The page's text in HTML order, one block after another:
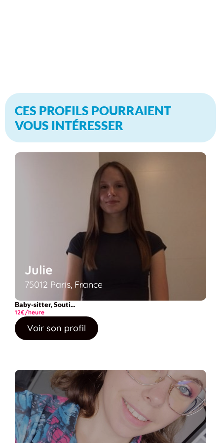
CES PROFILS POURRAIENT
VOUS INTÉRESSER
Julie
75012 Paris, France
Baby-sitter, Souti...
12€/heure
Voir son profil